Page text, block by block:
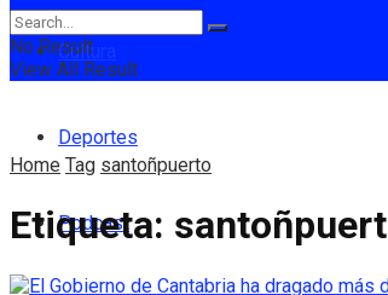
Cultura
Deportes
Podcast
No Result
View All Result
Home Tag santoñpuerto
Etiqueta: